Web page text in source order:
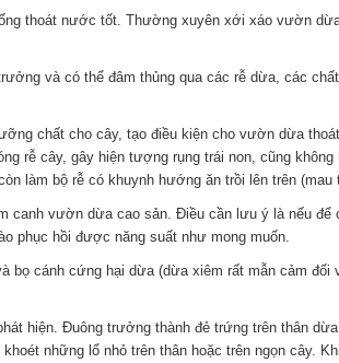
thoát nước tốt. Thường xuyên xới xáo vườn
và có thể đâm thủng qua các rễ dừa, các
chất cho cây, tạo điều kiện cho vườn dừa
rễ cây, gây hiện tượng rụng trái non, cũng không
làm bộ rễ có khuynh hướng ăn trồi lên trên (mau
canh vườn dừa cao sản. Điều cần lưu ý là nếu để
phục hồi được năng suất như mong muốn.
bọ cánh cứng hại dừa (dừa xiêm rất mẫn cảm đối
hiện. Đuông trưởng thành đẻ trứng trên thân
những lổ nhỏ trên thân hoặc trên ngọn cây.